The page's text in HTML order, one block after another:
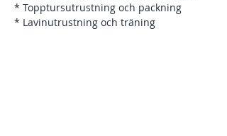
* Topptursutrustning och packning
* Lavinutrustning och träning